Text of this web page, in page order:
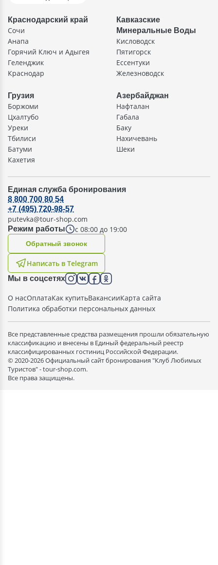
Краснодарский край
Сочи
Анапа
Горячий Ключ и Адыгея
Геленджик
Краснодар
Кавказские
Минеральные Воды
Кисловодск
Пятигорск
Ессентуки
Железноводск
Грузия
Боржоми
Цхалтубо
Уреки
Тбилиси
Батуми
Кахетия
Азербайджан
Нафталан
Габала
Баку
Нахичевань
Шеки
Единая служба бронирования
Режим работы с 08:00 до 19:00
8 800 700 80 54
+7 (495) 720-98-57
putevka@tour-shop.com
Написать в Telegram
Oбратный звонок
Мы в соцсетях
О насОплатаКак купитьВакансииКарта сайта
Политика обработки персональных данных
Все представленные средства размещения прошли обязательную
классификацию и внесены в Единый федеральный реестр
классифицированных гостиниц Российской Федерации.
© 2020-2026 Официальный сайт бронирования "Клуб Любимых
Туристов" - tour-shop.com.
Все права защищены.